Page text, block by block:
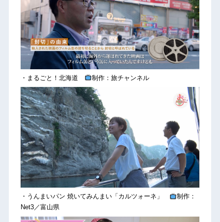
・まるごと！北海道 制作：旅チャンネル
・うんまいパン 焼いてみんまい「カルツォーネ」
制作：
Net3／富山県